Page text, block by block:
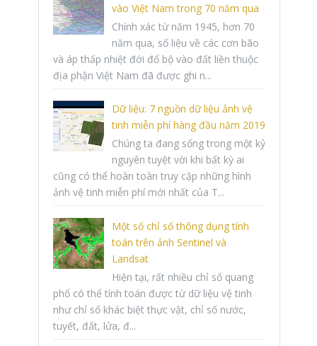
vào Việt Nam trong 70 năm qua
Chính xác từ năm 1945, hơn 70
năm qua, số liệu về các cơn bão
và áp thấp nhiệt đới đổ bộ vào đất liền thuộc
địa phận Việt Nam đã được ghi n...
Dữ liệu: 7 nguồn dữ liệu ảnh vệ
tinh miễn phí hàng đầu năm 2019
Chúng ta đang sống trong một kỷ
nguyên tuyệt vời khi bất kỳ ai
cũng có thể hoàn toàn truy cập những hình
ảnh vệ tinh miễn phí mới nhất của T...
Một số chỉ số thông dụng tính
toán trên ảnh Sentinel và
Landsat
Hiện tại, rất nhiều chỉ số quang
phổ có thể tính toán được từ dữ liệu vệ tinh
như chỉ số khác biệt thực vật, chỉ số nước,
tuyết, đất, lửa, đ...